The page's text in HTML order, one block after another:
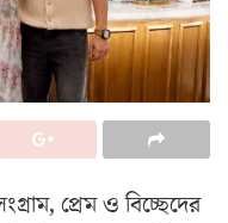
প্রেম ও বিচ্ছেদের